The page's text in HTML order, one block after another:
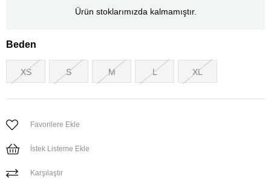
Ürün stoklarımızda kalmamıştır.
Beden
XS S M L XL
Favorilere Ekle
İstek Listeme Ekle
Karşılaştır